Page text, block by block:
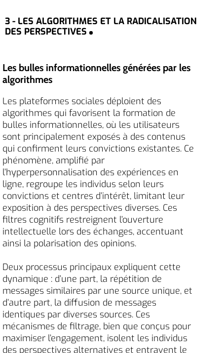
3 - LES ALGORITHMES ET LA RADICALISATION
DES PERSPECTIVES
Les bulles informationnelles générées par les
algorithmes
Les plateformes sociales déploient des
algorithmes qui favorisent la formation de
bulles informationnelles, où les utilisateurs
sont principalement exposés à des contenus
qui confirment leurs convictions existantes. Ce
phénomène, amplifié par
l’hyperpersonnalisation des expériences en
ligne, regroupe les individus selon leurs
convictions et centres d’intérêt, limitant leur
exposition à des perspectives diverses. Ces
filtres cognitifs restreignent l’ouverture
intellectuelle lors des échanges, accentuant
ainsi la polarisation des opinions.
Deux processus principaux expliquent cette
dynamique : d’une part, la répétition de
messages similaires par une source unique, et
d’autre part, la diffusion de messages
identiques par diverses sources. Ces
mécanismes de filtrage, bien que conçus pour
maximiser l’engagement, isolent les individus
des perspectives alternatives et entravent le